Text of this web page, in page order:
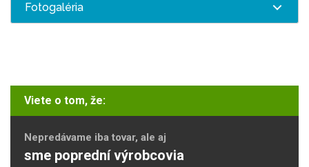
Fotogaléria
Viete o tom, že:
Nepredávame iba tovar, ale aj
sme poprední výrobcovia